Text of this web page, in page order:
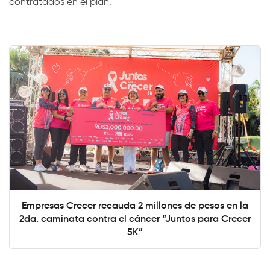
contratados en el plan.
Empresas Crecer recauda 2 millones de pesos en la
2da. caminata contra el cáncer “Juntos para Crecer
5K”